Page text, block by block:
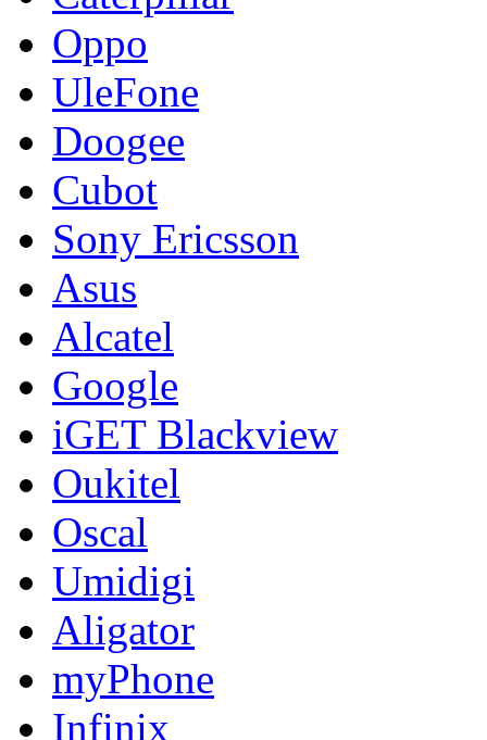
Oppo
UleFone
Doogee
Cubot
Sony Ericsson
Asus
Alcatel
Google
iGET Blackview
Oukitel
Oscal
Umidigi
Aligator
myPhone
Infinix